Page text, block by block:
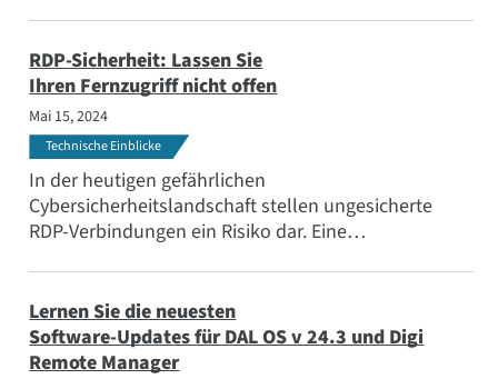
RDP-Sicherheit: Lassen Sie
Ihren Fernzugriff nicht offen
Mai 15, 2024
Technische Einblicke
In der heutigen gefährlichen
Cybersicherheitslandschaft stellen ungesicherte
RDP-Verbindungen ein Risiko dar. Eine
sogar Sicherheitsprotokolle gefährden. Erfahren Sie,
wie SSH No Ports von Atsign, ermöglicht durch Digi
Containers, diese Herausforderung löst.
Lernen Sie die neuesten
Software-Updates für DAL OS v 24.3 und Digi
Remote Manager